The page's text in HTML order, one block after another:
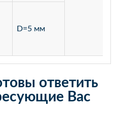
D=5 мм
ответить
Вас